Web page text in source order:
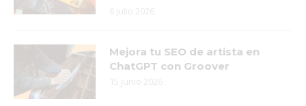
6 julio 2026
Mejora tu SEO de artista en
ChatGPT con Groover
15 junio 2026